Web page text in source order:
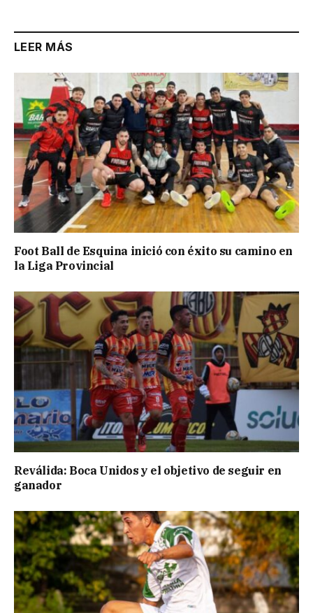
LEER MÁS
Foot Ball de Esquina inició con éxito su camino en
la Liga Provincial
Reválida: Boca Unidos y el objetivo de seguir en
ganador